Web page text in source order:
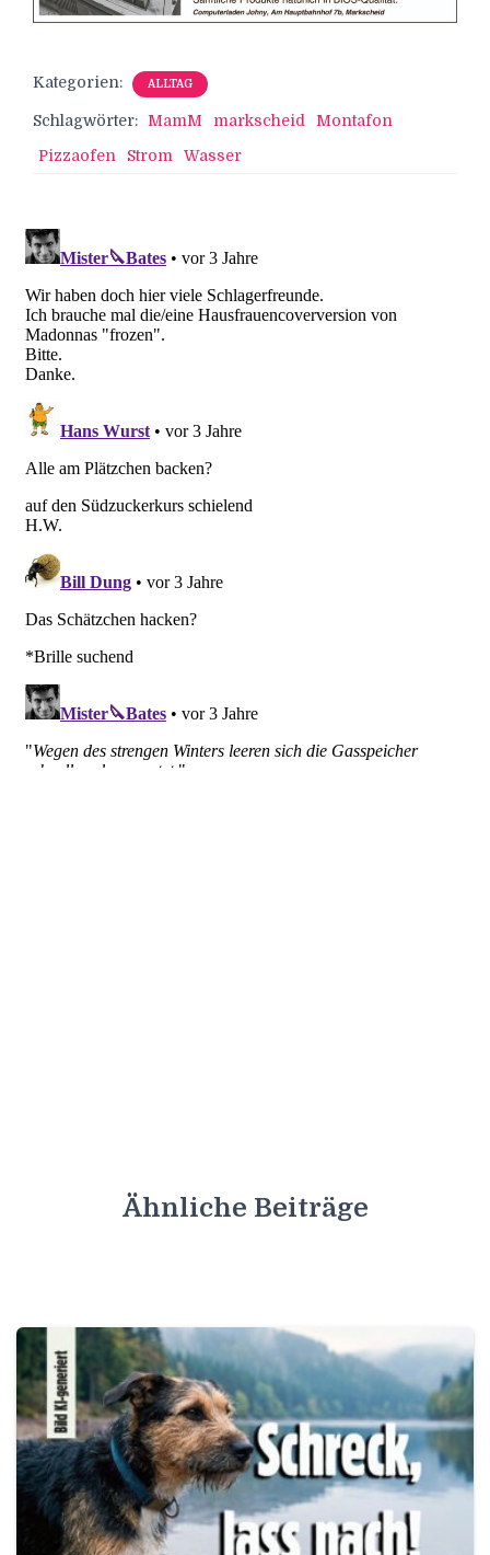
Kategorien: ALLTAG
Schlagwörter: MamM markscheid
Montafon
Pizzaofen
Strom Wasser
Ähnliche Beiträge